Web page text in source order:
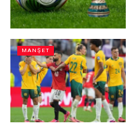
MANŞET